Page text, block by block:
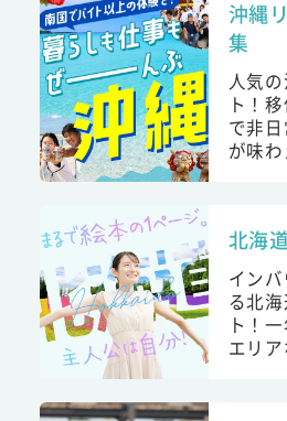
沖縄
集
人気
ト！
で非
が味わ
北海
イン
る北
ト！
エリア